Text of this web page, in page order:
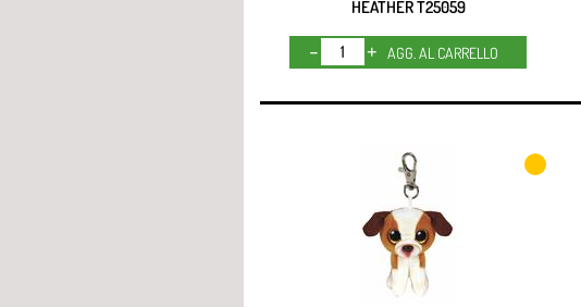
HEATHER T25059
Quantità
AGG. AL CARRELLO